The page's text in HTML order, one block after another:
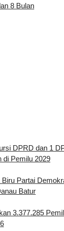
8 Bulan
DPRD dan 1
di Pemilu 2029
Partai
Batur
3.377.285